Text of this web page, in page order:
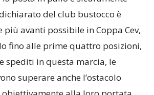
più avanti possibile in Coppa Cev,